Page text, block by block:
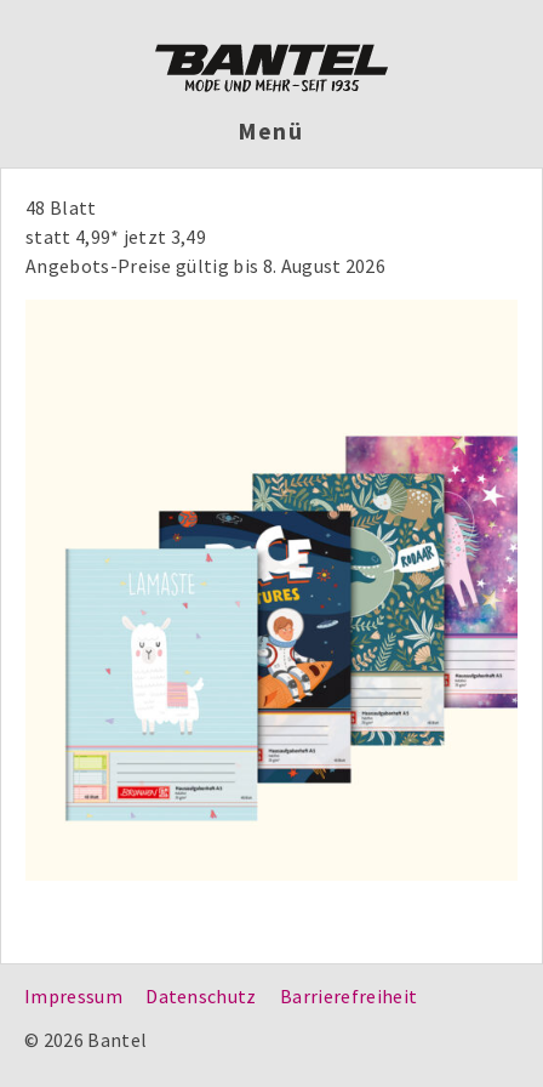
Menü
48 Blatt
statt 4,99* jetzt 3,49
Angebots-Preise gültig bis 8. August 2026
Impressum Datenschutz
Barrierefreiheit
© 2026 Bantel